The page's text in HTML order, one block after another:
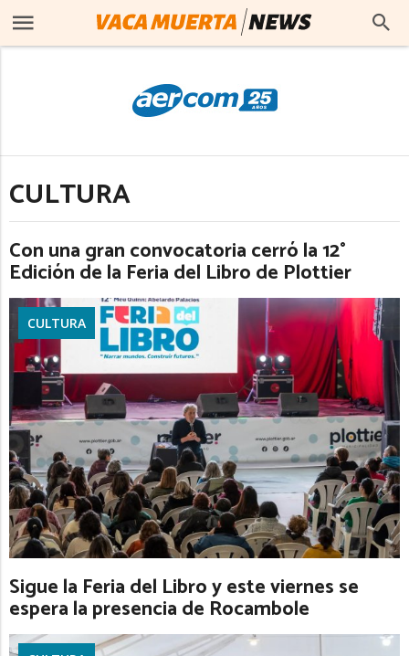
CULTURA
Con una gran convocatoria cerró la 12°
Edición de la Feria del Libro de Plottier
CULTURA
Sigue la Feria del Libro y este viernes se
espera la presencia de Rocambole